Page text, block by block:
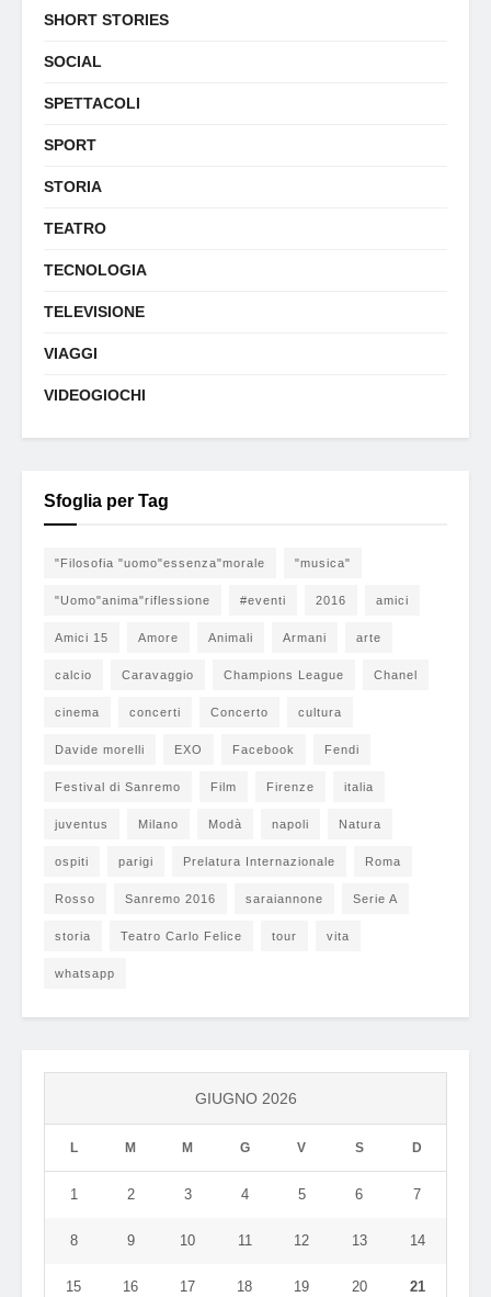
SHORT STORIES
SOCIAL
SPETTACOLI
SPORT
STORIA
TEATRO
TECNOLOGIA
TELEVISIONE
VIAGGI
VIDEOGIOCHI
Sfoglia per Tag
"Filosofia "uomo"essenza"morale "musica"
"Uomo"anima"riflessione #eventi 2016 amici
Amici 15 Amore Animali Armani arte
calcio Caravaggio Champions League Chanel
cinema concerti Concerto cultura
Davide morelli EXO Facebook Fendi
Festival di Sanremo Film Firenze italia
juventus Milano Modà napoli Natura
ospiti parigi Prelatura Internazionale Roma
Rosso Sanremo 2016 saraiannone Serie A
storia Teatro Carlo Felice tour vita
whatsapp
GIUGNO 2026
L M M G V S D
1 2 3 4 5 6 7
8 9 10 11 12 13 14
15 16 17 18 19 20 21